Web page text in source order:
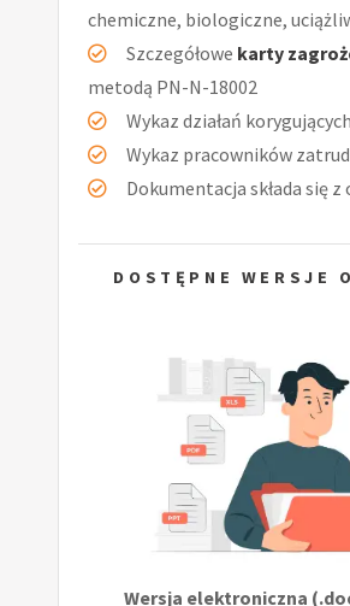
chemiczne, biologiczne,
Szczegółowe karty
metodą PN-N-18002
Wykaz działań
Wykaz pracowników
Dokumentacja składa się
DOSTĘPNE WERSJE
Wersja elektroniczna